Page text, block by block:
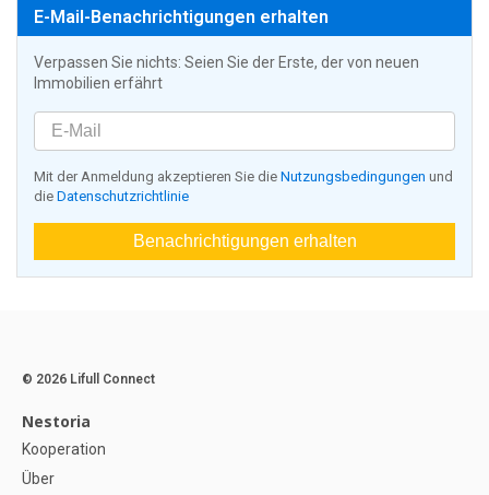
E-Mail-Benachrichtigungen erhalten
Verpassen Sie nichts: Seien Sie der Erste, der von neuen
Immobilien erfährt
Mit der Anmeldung akzeptieren Sie die Nutzungsbedingungen und
die Datenschutzrichtlinie
Benachrichtigungen erhalten
© 2026 Lifull Connect
Nestoria
Kooperation
Über